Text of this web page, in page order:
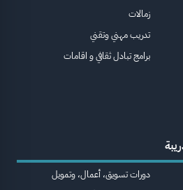
زمالات
تدريب مهني وتقني
برامج تبادل ثقافي و اقامات
دورات تسويق، أعمال، وتمويل